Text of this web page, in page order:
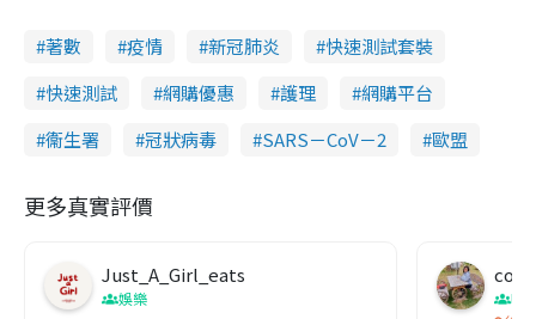
著數 疫情 新冠肺炎
快速測試套裝
快速測試
網購優惠 護理
網購平台
衞生署
冠狀病毒 SARS－CoV－2 歐盟
更多真實評價
Just_A_Girl_eats
娛樂
co
吹